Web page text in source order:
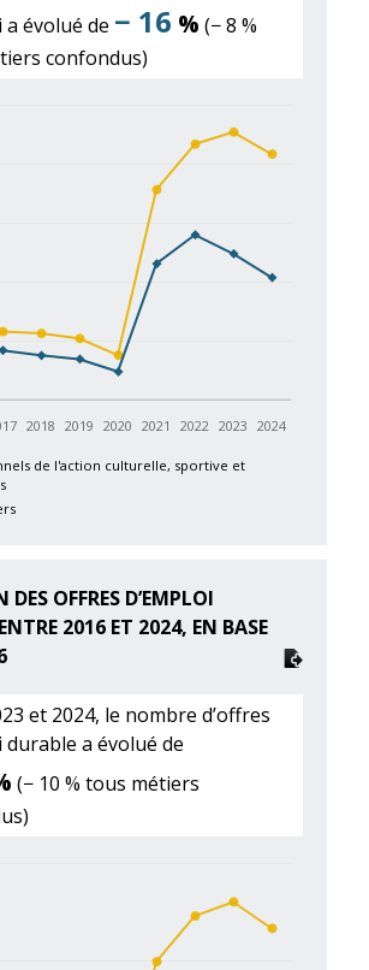
a évolué de − 16 % (− 8 %
confondus)
2018 2019 2020 2021 2022 2023 2024
de l'action culturelle, sportive et
OFFRES D’EMPLOI
2016 ET 2024, EN BASE
et 2024, le nombre d’offres
durable a évolué de
(− 10 % tous métiers